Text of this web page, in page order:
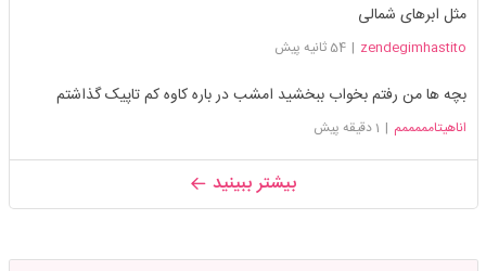
مثل ابرهای شمالی
zendegimhastito
| 54 ثانیه پیش
بچه ها من رفتم بخواب ببخشید امشب در باره کاوه کم تاپیک گذاشتم
اناهیتامممممم | 1 دقیقه پیش
بیشتر ببینید